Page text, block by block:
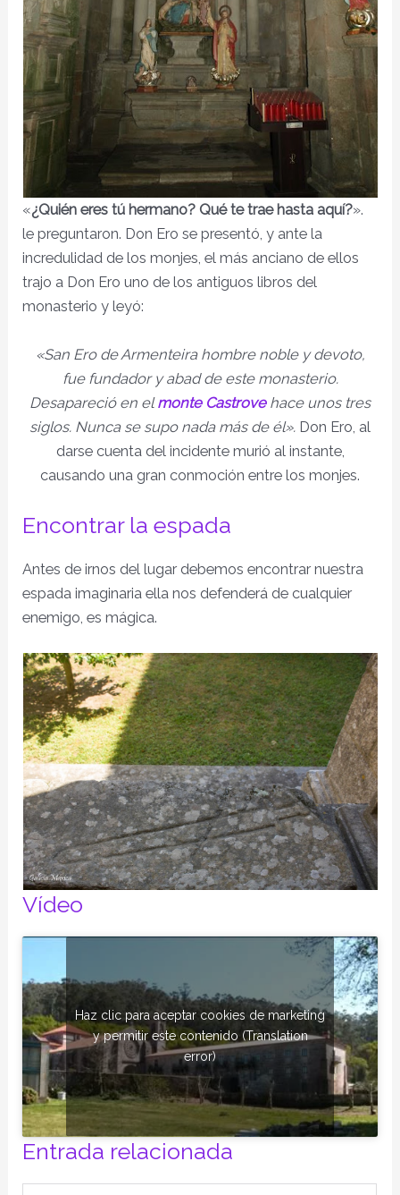
«¿Quién eres tú hermano? Qué te trae hasta aquí?».
le preguntaron. Don Ero se presentó, y ante la
incredulidad de los monjes, el más anciano de ellos
trajo a Don Ero uno de los antiguos libros del
monasterio y leyó:
«San Ero de Armenteira hombre noble y devoto,
fue fundador y abad de este monasterio.
Desapareció en elmonte Castrove hace unos tres
siglos. Nunca se supo nada más de él». Don Ero, al
darse cuenta del incidente murió al instante,
causando una gran conmoción entre los monjes.
Encontrar la espada
Antes de irnos del lugar debemos encontrar nuestra
espada imaginaria ella nos defenderá de cualquier
enemigo, es mágica.
Vídeo
Haz clic para aceptar cookies de marketing
y permitir este contenido (Translation
error)
Entrada relacionada